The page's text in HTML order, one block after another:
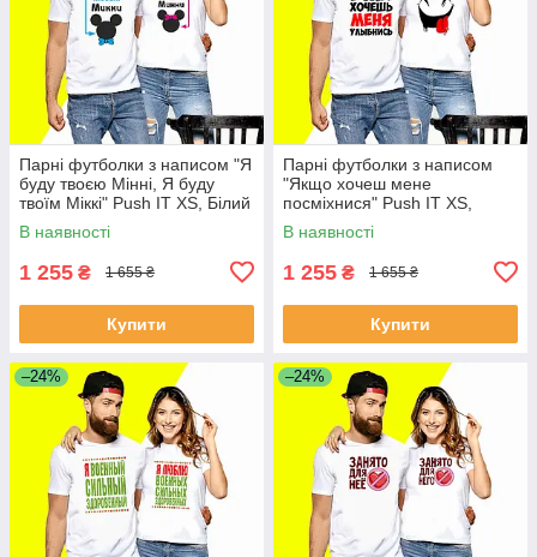
Парні футболки з написом "Я
буду твоєю Мінні, Я буду
твоїм Міккі" Push IT XS, Білий
В наявності
1 255 ₴ 1 655 ₴
Купити
Парні футболки з написом
"Якщо хочеш мене
посміхнися" Push IT XS,
Білий
В наявності
1 255 ₴ 1 655 ₴
Купити
–24% –24%